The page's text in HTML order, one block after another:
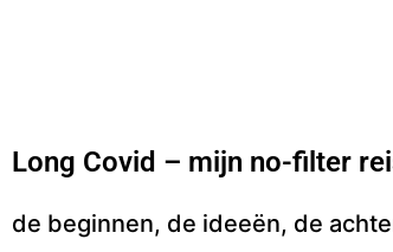
Long Covid – mijn no-filter
de beginnen, de ideeën, de